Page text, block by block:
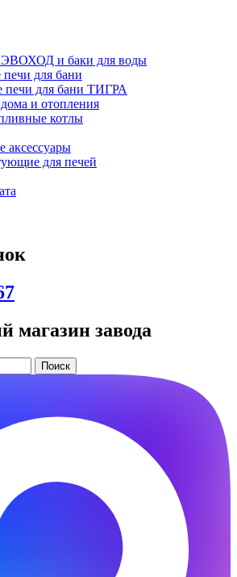
и баки для воды
для бани
печи для бани ТИГРА
и отопления
котлы
аксессуары
для печей
завода
Поиск